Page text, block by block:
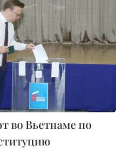
во Вьетнаме по